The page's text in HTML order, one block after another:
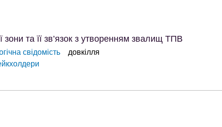
зони та її зв’язок з утворенням звалищ ТПВ
свідомість
довкілля